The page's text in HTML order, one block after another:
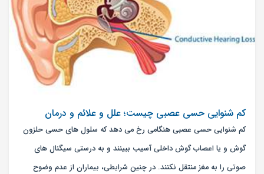
کم شنوایی حسی عصبی چیست؛ علل و علائم و درمان
کم شنوایی حسی عصبی هنگامی رخ می دهد که سلول های حسی حلزون
گوش و یا اعصاب گوش داخلی آسیب ببینند و به درستی سیگنال های
صوتی را به مغز منتقل نکنند. در چنین شرایطی، بیماران از عدم وضوح